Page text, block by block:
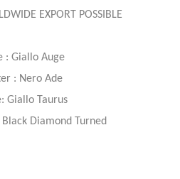
EXPORT POSSIBLE
: Giallo Auge
: Nero Ade
Giallo Taurus
Diamond Turned